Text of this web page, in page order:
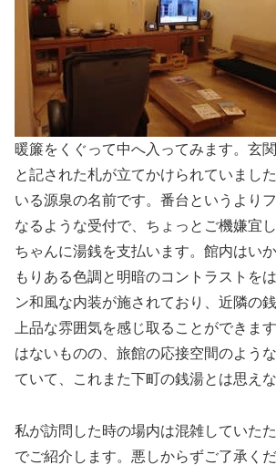
暖簾をくぐって中へ入ってみます。玄
と記された札が立てかけられていまし
いる源泉の名前です。番台というより
なるような受付で、ちょっとご機嫌宜
ちゃんに湯銭を支払います。館内はい
もりある色調と明暗のコントラストを
ン和風な内装が施されており、近隣の
上品な雰囲気を感じ取ることができま
はないものの、旅館の応接空間のよう
ていて、これまた下町の銭湯とは思えな
私が訪問した時の場内は混雑していた
でご紹介します。悪しからずご了承くだ